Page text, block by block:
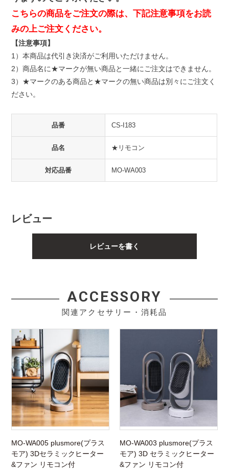
こちらの商品をご注文の際は、下記注意事項をお読
みの上ご注文ください。
【注意事項】
1）本商品は代引き決済がご利用いただけません。
2）商品名に★マークが無い商品と一緒にご注文はできません。
3）★マークのある商品と★マークの無い商品は別々にご注文く
ださい。
品番 CS-I183
品名 ★リモコン
対応品番 MO-WA003
レビュー
レビューを書く
ACCESSORY
関連アクセサリー・消耗品
MO-WA005 plusmore(プラス
モア) 3Dセラミックヒーター
&ファン リモコン付
MO-WA003 plusmore(プラス
モア) 3D セラミックヒーター
&ファン リモコン付